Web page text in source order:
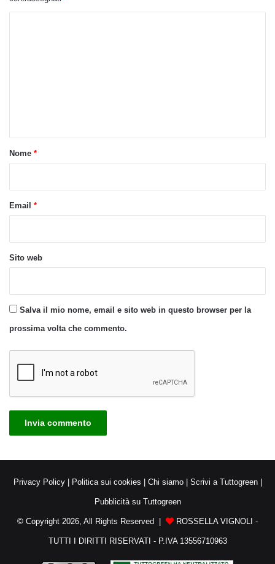
oNome *
Email *
Sito web
Salva il mio nome, email e sito web in questo browser per la
prossima volta che commento.
Privacy Policy| Politica sui cookies Chi siamo| Scrivi a Tuttogreen|
Pubblicità su Tuttogreen
© Copyright 2026, All Rights Reserved | ROSSELLA VIGNOLI -
TUTTI I DIRITTI RISERVATI - P.IVA 13556710963